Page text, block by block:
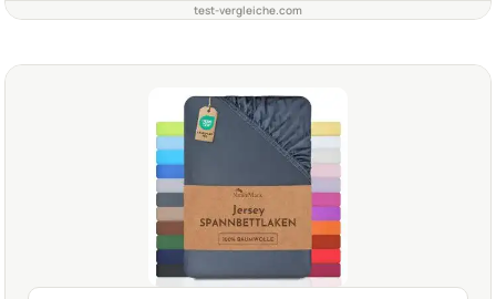
test-vergleiche.com